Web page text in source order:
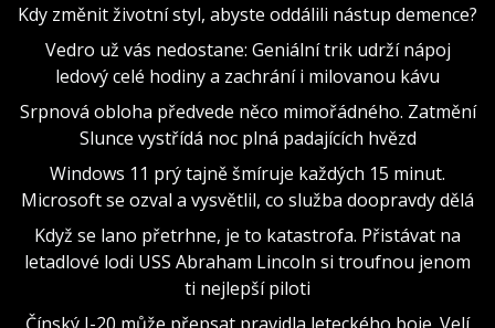
Kdy změnit životní styl, abyste oddálili nástup demence?
Vedro už vás nedostane: Geniální trik udrží nápoj
ledový celé hodiny a zachrání i milovanou kávu
Srpnová obloha předvede něco mimořádného. Zatmění
Slunce vystřídá noc plná padajících hvězd
Windows 11 prý tajně šmíruje každých 15 minut.
Microsoft se ozval a vysvětlil, co služba doopravdy dělá
Když se lano přetrhne, je to katastrofa. Přistávat na
letadlové lodi USS Abraham Lincoln si troufnou jenom
ti nejlepší piloti